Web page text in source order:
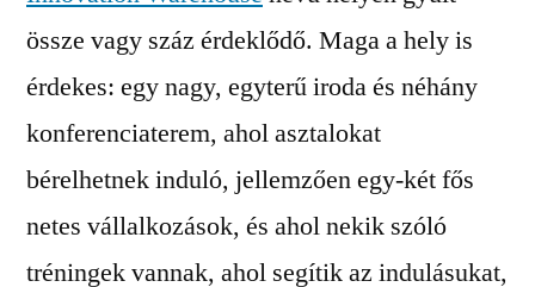
össze vagy száz érdeklődő. Maga a hely is
érdekes: egy nagy, egyterű iroda és néhány
konferenciaterem, ahol asztalokat
bérelhetnek induló, jellemzően egy-két fős
netes vállalkozások, és ahol nekik szóló
tréningek vannak, ahol segítik az indulásukat,